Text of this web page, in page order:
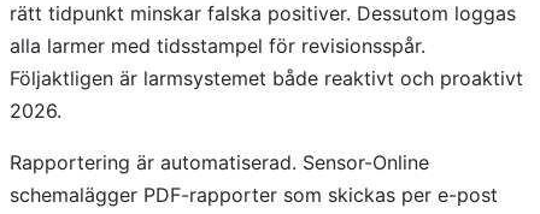
rätt tidpunkt minskar falska positiver. Dessutom loggas
alla larmer med tidsstampel för revisionsspår.
Följaktligen är larmsystemet både reaktivt och proaktivt
2026.
Rapportering är automatiserad. Sensor-Online
schemalägger PDF-rapporter som skickas per e-post